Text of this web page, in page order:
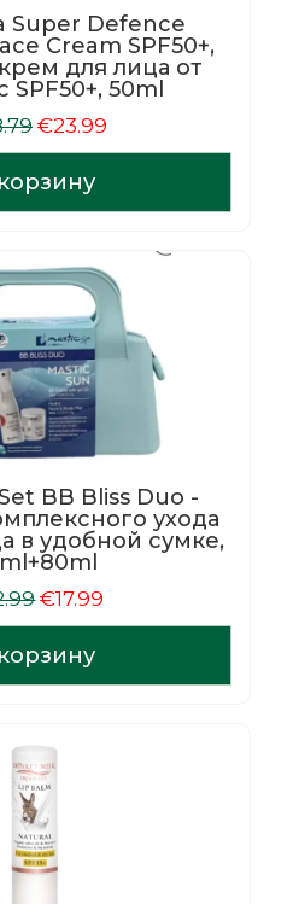
Super Defence
Cream SPF50+,
для лица от
SPF50+, 50ml
Первоначальная
цена
составляла
€28.79.
€23.99Текущая
цена:
BB Bliss Duo -
ухода
в удобной сумке,
Первоначальная
цена
составляла
€22.99.
€17.99
цена: